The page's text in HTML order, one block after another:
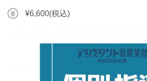
¥6,600(税込)